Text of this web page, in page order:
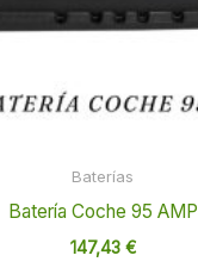
Baterías
Batería Coche 95 AMP
147,43 €